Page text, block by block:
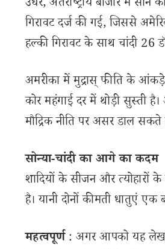
उधर, अंतर्राष्ट्रीय बाजार में
गिरावट दर्ज की गई, जिससे
हल्की गिरावट के साथ चांदी 26
अमरीका में मुद्रास् फीति के आंकड़े
कोर महंगाई दर में थोड़ी सुस्ती
मौद्रिक नीति पर असर डाल सकते
सोन्या-चांदी का आगे का कदम
शादियों के सीजन और
है। यानी दोनों कीमती धातुएं एक
महत्वपूर्ण: अगर आपको यह